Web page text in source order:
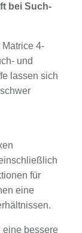
bei Such-
4-
und
lassen sich
für
eine
eine bessere